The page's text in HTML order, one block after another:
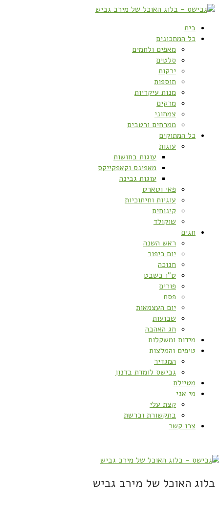
בית
כל המתכונים
מאפים ולחמים
סלטים
ירקות
תוספות
מנות עיקריות
מרקים
צמחוני
ממרחים ורטבים
כל המתוקים
עוגות
עוגות בחושות
מאפינס וקאפקייקס
עוגות גבינה
פאי וטארט
עוגיות וחיתוכיות
קינוחים
שוקולד
חגים
ראש השנה
יום כיפור
חנוכה
ט”ו בשבט
פורים
פסח
יום העצמאות
שבועות
חג האהבה
מידות ומשקלות
טיפים והמלצות
המגדיר
גבישס לומדת בדנון
מטיילת
מי אני
קצת עלי
בתקשורת וברשת
צרו קשר
בלוג האוכל של מירב גביש